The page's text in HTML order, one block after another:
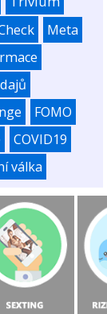
Meta
FOMO
COVID19
válka